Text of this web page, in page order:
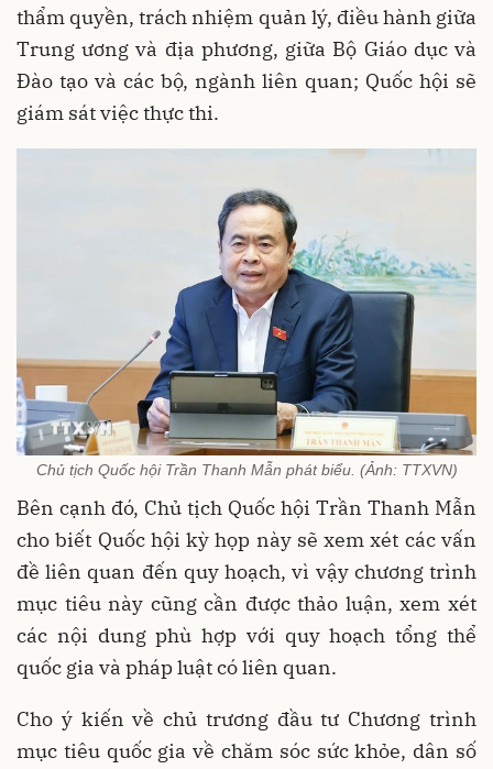
thẩm quyền, trách nhiệm quản lý, điều hành giữa
Trung ương và địa phương, giữa Bộ Giáo dục và
Đào tạo và các bộ, ngành liên quan; Quốc hội sẽ
giám sát việc thực thi.
Chủ tịch Quốc hội Trần Thanh Mẫn phát biểu. (Ảnh: TTXVN)
Bên cạnh đó, Chủ tịch Quốc hội Trần Thanh Mẫn
cho biết Quốc hội kỳ họp này sẽ xem xét các vấn
đề liên quan đến quy hoạch, vì vậy chương trình
mục tiêu này cũng cần được thảo luận, xem xét
các nội dung phù hợp với quy hoạch tổng thể
quốc gia và pháp luật có liên quan.
Cho ý kiến về chủ trương đầu tư Chương trình
mục tiêu quốc gia về chăm sóc sức khỏe, dân số